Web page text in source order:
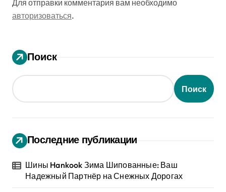
Для отправки комментария вам необходимо
авторизоваться.
Поиск
Поиск
Последние публикации
Шины Hankook Зима Шипованные: Ваш
Надежный Партнёр на Снежных Дорогах